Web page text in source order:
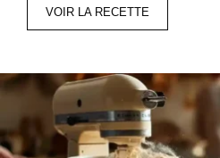
VOIR LA RECETTE